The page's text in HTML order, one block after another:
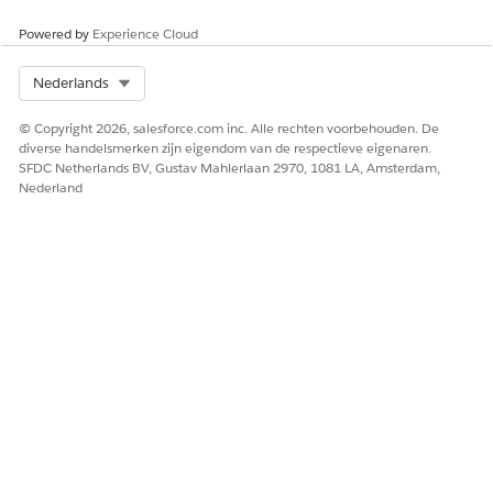
HEEFT DIT ARTIKEL UW PROBLEEM OPGELOST?
Laat ons weten wat we kunnen doen om te verbeteren!
Ja Nee
Powered by Experience Cloud
Nederlands
© Copyright 2026, salesforce.com inc. Alle rechten voorbehouden. De
diverse handelsmerken zijn eigendom van de respectieve eigenaren.
SFDC Netherlands BV, Gustav Mahlerlaan 2970, 1081 LA, Amsterdam,
Nederland